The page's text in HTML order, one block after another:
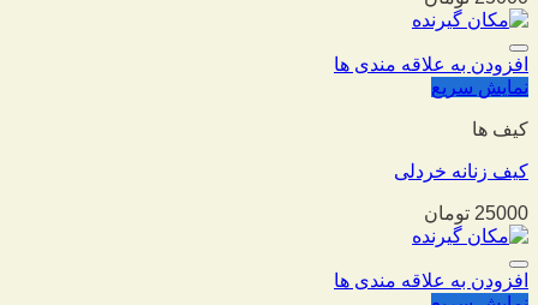
افزودن به علاقه مندی ها
نمایش سریع
کیف ها
کیف زنانه خردلی
25000 تومان
افزودن به علاقه مندی ها